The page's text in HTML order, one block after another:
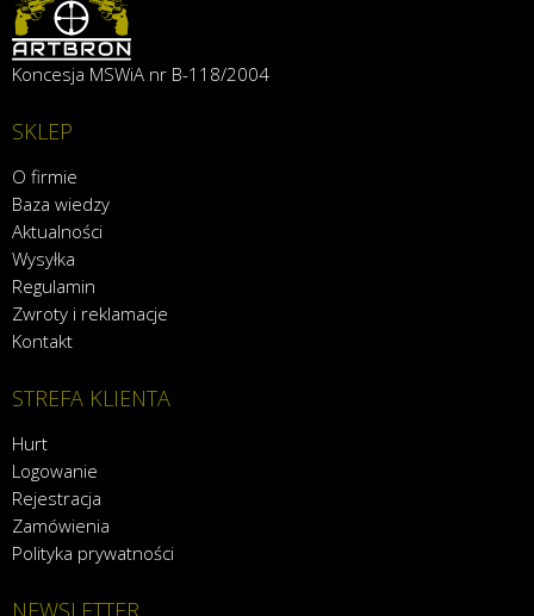
Koncesja MSWiA nr B-118/2004
SKLEP
O firmie
Baza wiedzy
Aktualności
Wysyłka
Regulamin
Zwroty i reklamacje
Kontakt
STREFA KLIENTA
Hurt
Logowanie
Rejestracja
Zamówienia
Polityka prywatności
NEWSLETTER